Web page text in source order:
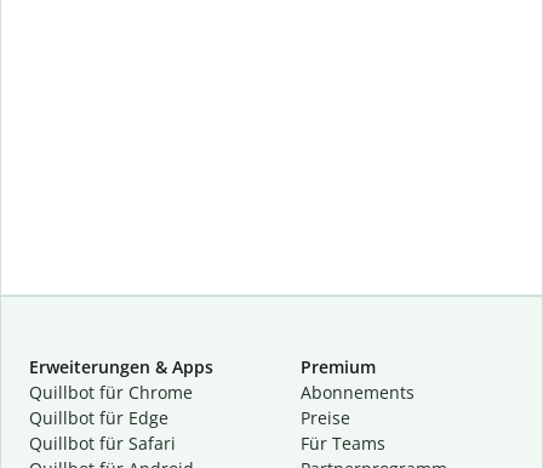
Erweiterungen & Apps
Quillbot für Chrome
Quillbot für Edge
Quillbot für Safari
Premium
Abon­ne­ments
Preise
Für Teams